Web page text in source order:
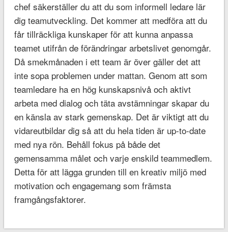
chef säkerställer du att du som informell ledare lär
dig teamutveckling. Det kommer att medföra att du
får tillräckliga kunskaper för att kunna anpassa
teamet utifrån de förändringar arbetslivet genomgår.
Då smekmånaden i ett team är över gäller det att
inte sopa problemen under mattan. Genom att som
teamledare ha en hög kunskapsnivå och aktivt
arbeta med dialog och täta avstämningar skapar du
en känsla av stark gemenskap. Det är viktigt att du
vidareutbildar dig så att du hela tiden är up-to-date
med nya rön. Behåll fokus på både det
gemensamma målet och varje enskild teammedlem.
Detta för att lägga grunden till en kreativ miljö med
motivation och engagemang som främsta
framgångsfaktorer.